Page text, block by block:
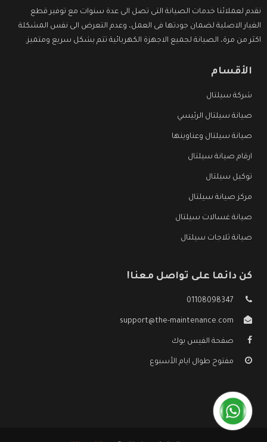
نقدم لعملائنا خدمات الصيانة التى تصل الى عدة سنوات مع توفير قطع
الغيار الاصلية لضمان جودتها فى العمل، وعدم التعرض الى نفس المشكلة
اكثر من مرة، الصيانة لجميع الاجهزة الكهربائية تتم بشكل سريع ومتميز.
الأقسام
شركة سيلتال
صيانة سيلتال الرئيسي
صيانة سيلتال وعناوينها
ارقام صيانة سيلتال
توكيل سيلتال
مركز صيانة سيلتال
صيانة غسالات سيلتال
صيانة ثلاجات سيلتال
كن دائما على تواصل معنا!
01108098347
support@the-maintenance.com
صفحة الفيس بوك
مفتوح طوال ايام الأسبوع